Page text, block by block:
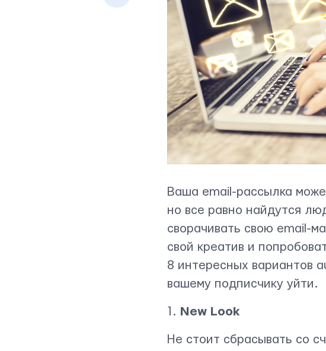
Ваша email-рассылка
но все равно найдутся
сворачивать свою email-
свой креатив и
8 интересных вариантов
вашему подписчику уйти.
1. New Look
Не стоит сбрасывать со